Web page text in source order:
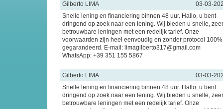
Gilberto LIMA
03-03-
Snelle lening en financiering binnen 48 uur. Hallo, u bent
dringend op zoek naar een lening. Wij bieden u snelle, zeer
betrouwbare leningen met een redelijk tarief. Onze
voorwaarden zijn heel eenvoudig en zonder protocol 100%
gegarandeerd. E-mail: limagilberto317@gmail.com
WhatsApp: +39 351 155 5867
Gilberto LIMA
03-03-
Snelle lening en financiering binnen 48 uur. Hallo, u bent
dringend op zoek naar een lening. Wij bieden u snelle, zeer
betrouwbare leningen met een redelijk tarief. Onze